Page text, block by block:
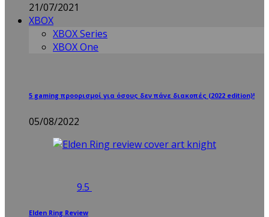
21/07/2021
XBOX
XBOX Series
XBOX One
5 gaming προορισμοί για όσους δεν πάνε διακοπές (2022 edition)!
05/08/2022
9.5
Elden Ring Review